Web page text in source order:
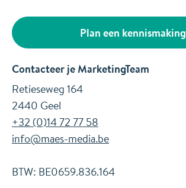
Plan een kennismaking
Contacteer je MarketingTeam
Retieseweg 164
2440 Geel
+32 (0)14 72 77 58
info@maes-media.be
BTW: BE0659.836.164